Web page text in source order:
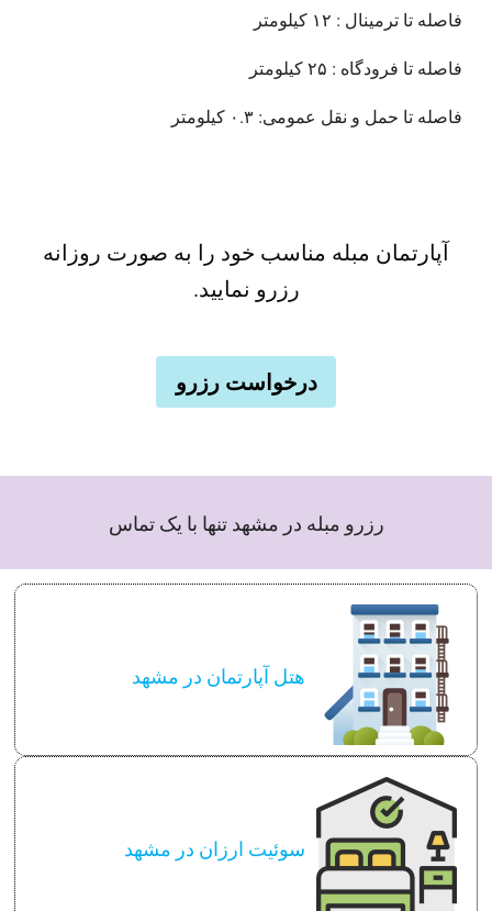
فاصله تا ترمینال : ۱۲ کیلومتر
فاصله تا فرودگاه : ۲۵ کیلومتر
فاصله تا حمل و نقل عمومی: ۰.۳ کیلومتر
آپارتمان مبله مناسب خود را به صورت روزانه
رزرو نمایید.
درخواست رزرو
رزرو مبله در مشهد تنها با یک تماس
هتل آپارتمان در مشهد
سوئیت ارزان در مشهد